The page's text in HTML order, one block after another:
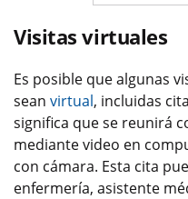
Visitas virtuales
Es posible que algunas
sean virtual, incluidas
significa que se reunirá
mediante video en
con cámara. Esta cita
enfermería, asistente